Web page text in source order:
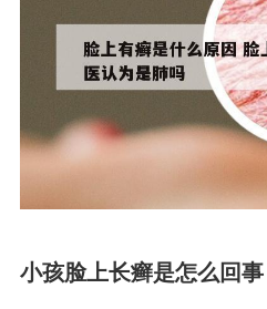
小孩脸上长癣是怎么回事